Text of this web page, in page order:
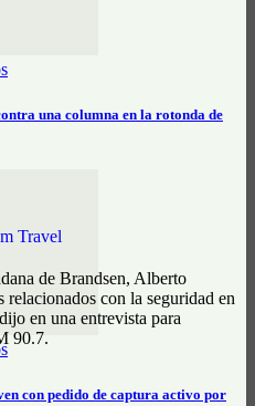
una columna en la rotonda de
con pedido de captura activo por
de Brandsen, Alberto
con la seguridad en
en una entrevista para
90.7.